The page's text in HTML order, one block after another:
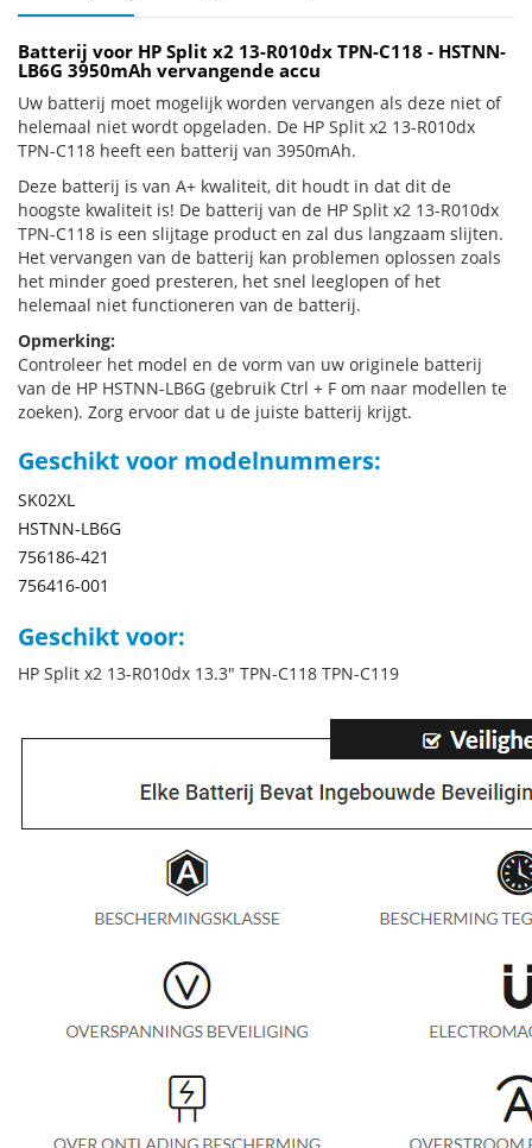
Batterij voor HP Split x2 13-R010dx TPN-C118 - HSTNN-
LB6G 3950mAh vervangende accu
Uw batterij moet mogelijk worden vervangen als deze niet of
helemaal niet wordt opgeladen. De HP Split x2 13-R010dx
TPN-C118 heeft een batterij van 3950mAh.
Deze batterij is van A+ kwaliteit, dit houdt in dat dit de
hoogste kwaliteit is! De batterij van de HP Split x2 13-R010dx
TPN-C118 is een slijtage product en zal dus langzaam slijten.
Het vervangen van de batterij kan problemen oplossen zoals
het minder goed presteren, het snel leeglopen of het
helemaal niet functioneren van de batterij.
Opmerking:
Controleer het model en de vorm van uw originele batterij
van de HP HSTNN-LB6G (gebruik Ctrl + F om naar modellen te
zoeken). Zorg ervoor dat u de juiste batterij krijgt.
Geschikt voor modelnummers:
SK02XL
HSTNN-LB6G
756186-421
756416-001
Geschikt voor:
HP Split x2 13-R010dx 13.3" TPN-C118 TPN-C119